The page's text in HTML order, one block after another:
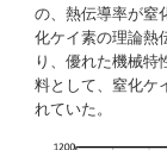
の、熱伝導率が窒
化ケイ素の理論熱
り、優れた機械特
料として、窒化ケ
れていた。